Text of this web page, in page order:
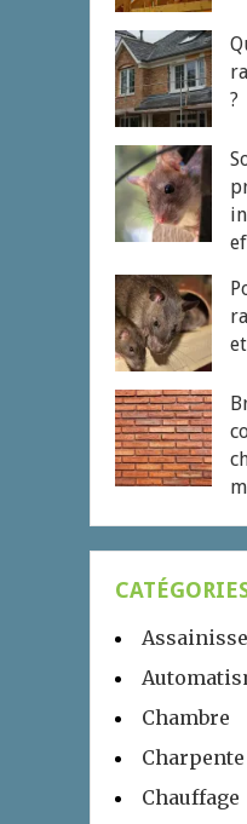
?
Chambre
Charpente
Chauffage